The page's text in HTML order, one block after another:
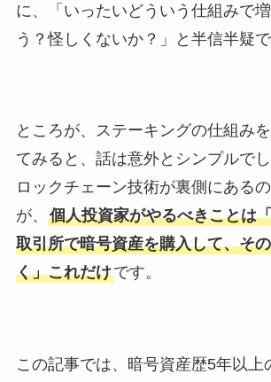
に、「いったいどういう仕組みで
う？怪しくないか？」と半信半疑で
ところが、ステーキングの仕組み
てみると、話は意外とシンプルで
ロックチェーン技術が裏側にある
が、 個人投資家がやるべきことは
取引所で暗号資産を購入して、そ
く」これだけです。
この記事では、暗号資産歴5年以上